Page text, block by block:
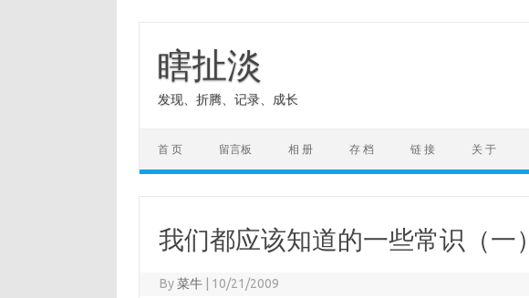
content
瞎扯淡
发现、折腾、记录、成长
首 页 留言板 相 册 存 档 链 接 关 于
我们都应该知道的一些常识（一）
By菜牛 10/21/2009